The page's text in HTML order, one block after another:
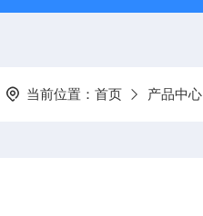
当前位置： 首页 产品中心